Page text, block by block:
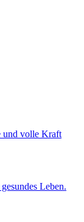
und volle Kraft
Leben.